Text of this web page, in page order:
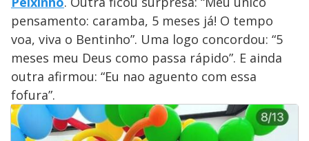
pensamento: caramba, 5 meses já! O tempo
voa, viva o Bentinho”. Uma logo concordou: “5
meses meu Deus como passa rápido”. E ainda
outra afirmou: “Eu nao aguento com essa
fofura”.